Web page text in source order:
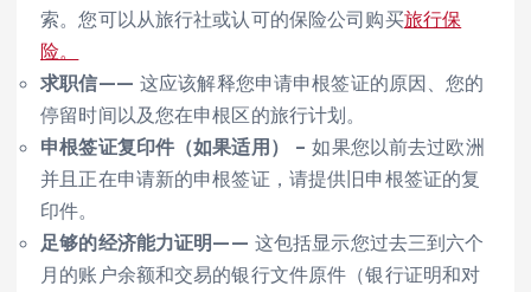
索。您可以从旅行社或认可的保险公司购买旅行保
险。
求职信—— 这应该解释您申请申根签证的原因、您的
停留时间以及您在申根区的旅行计划。
申根签证复印件（如果适用）
– 如果您以前去过欧洲
并且正在申请新的申根签证，请提供旧申根签证的复
印件。
足够的经济能力证明—— 这包括显示您过去三到六个
月的账户余额和交易的银行文件原件（银行证明和对